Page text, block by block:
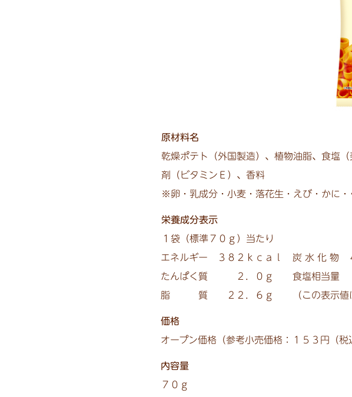
原材料名
乾燥ポテト（外国製造）、植物油脂、食塩
剤（ビタミンＥ）、香料
※卵・乳成分・小麦・落花生・えび・かに・
栄養成分表示
１袋（標準７０ｇ）当たり
エネルギー ３８２ｋｃａｌ 炭 水 化 物
たんぱく質 ２．０ｇ 食塩相当量
脂 質 ２２．６ｇ （この表示値は
価格
オープン価格（参考小売価格：１５３円（税
内容量
７０ｇ